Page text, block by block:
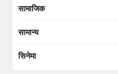
सामाजिक
सामान्य
सिनेमा